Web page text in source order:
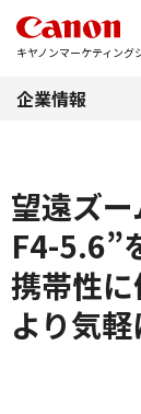
キヤノンマーケティング
企業情報
望遠ズ
F4-5.6”
携帯性
より気